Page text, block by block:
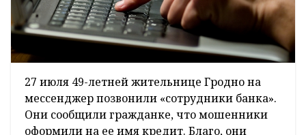
27 июля 49-летней жительнице Гродно на
мессенджер позвонили «сотрудники банка».
Они сообщили гражданке, что мошенники
оформили на ее имя кредит. Благо, они